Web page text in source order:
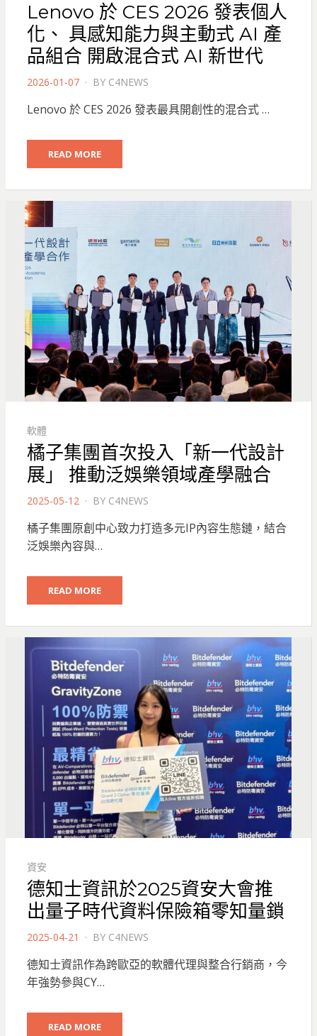
Lenovo 於 CES 2026 發表個人
化、 具感知能力與主動式 AI 產
品組合 開啟混合式 AI 新世代
POSTED
2026-01-07 BY C4NEWS
Lenovo 於 CES 2026 發表最具開創性的混合式 …
READ MORE
軟體
橘子集團首次投入「新一代設計
展」 推動泛娛樂領域產學融合
POSTED
2025-05-12 BY C4NEWS
橘子集團原創中心致力打造多元IP內容生態鏈，結合
泛娛樂內容與…
READ MORE
資安
德知士資訊於2025資安大會推
出量子時代資料保險箱零知量鎖
POSTED
2025-04-21 BY C4NEWS
德知士資訊作為跨歐亞的軟體代理與整合行銷商，今
年強勢參與CY…
READ MORE